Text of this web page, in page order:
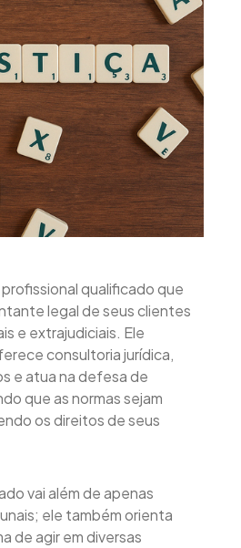
qualificado que
legal de seus clientes
e extrajudiciais. Ele
consultoria jurídica,
e atua na defesa de
que as normas sejam
os direitos de seus
vai além de apenas
ele também orienta
de agir em diversas